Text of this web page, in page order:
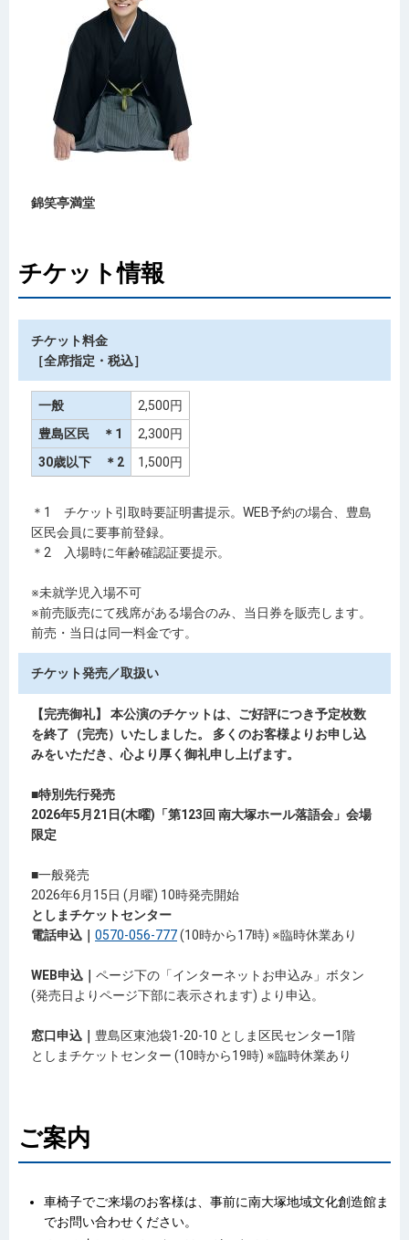
錦笑亭満堂
チケット情報
チケット料金
［全席指定・税込］
一般
2,500円
豊島区民 ＊1
2,300円
30歳以下 ＊2
1,500円
＊1 チケット引取時要証明書提示。WEB予約の場合、豊島
区民会員に要事前登録。
＊2 入場時に年齢確認証要提示。
※未就学児入場不可
※前売販売にて残席がある場合のみ、当日券を販売します。
前売・当日は同一料金です。
チケット発売／取扱い
【完売御礼】
本公演のチケットは、ご好評につき予定枚数
を終了（完売）いたしました。 多くのお客様よりお申し込
みをいただき、心より厚く御礼申し上げます。
■特別先行発売
2026年5月21日(木曜)「第123回 南大塚ホール落語会」会場
限定
■一般発売
2026年6月15日 (月曜) 10時発売開始
としまチケットセンター
電話申込｜ 0570-056-777(10時から17時) ※臨時休業あり
WEB申込｜ ページ下の「インターネットお申込み」ボタン
(発売日よりページ下部に表示されます) より申込。
窓口申込｜ 豊島区東池袋1-20-10 としま区民センター1階
としまチケットセンター (10時から19時) ※臨時休業あり
ご案内
車椅子でご来場のお客様は、事前に南大塚地域文化創造館ま
でお問い合わせください。